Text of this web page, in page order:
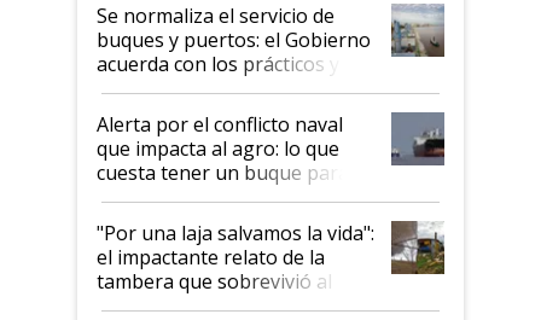
Se normaliza el servicio de
buques y puertos: el Gobierno
acuerda con los prácticos y
suspende el decreto de
desregulación
Alerta por el conflicto naval
que impacta al agro: lo que
cuesta tener un buque parado
y el peligro de que Argentina
pase a ser "país sucio"
"Por una laja salvamos la vida":
el impactante relato de la
tambera que sobrevivió al
tornado